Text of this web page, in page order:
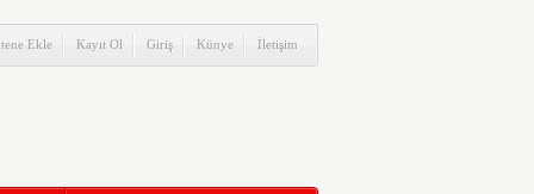
Ekle Kayıt Ol Giriş Künye İletişim